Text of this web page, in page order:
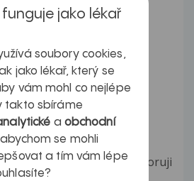
se zeptat mám doma
mám nízký...
dvěma roky jsem užíval
+ zvýšený...
v posteli v leže - pozoruji
jako lékař
soubory cookies,
jako lékař, který se
vám mohl co nejlépe
takto sbíráme
a obchodní
se mohli
a tím vám lépe